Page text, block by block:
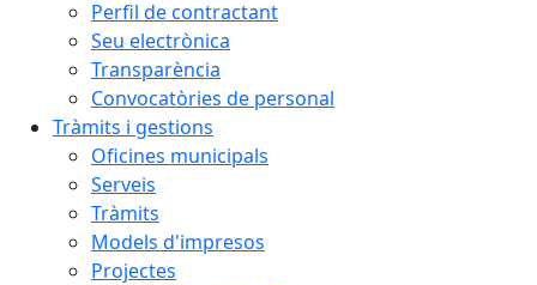
Perfil de contractant
Seu electrònica
Transparència
Convocatòries de personal
Tràmits i gestions
Oficines municipals
Serveis
Tràmits
Models d'impresos
Projectes